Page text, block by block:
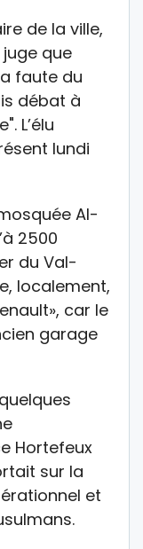
de la ville,
que
faute du
débat à
L’élu
lundi
Al-
2500
du Val-
localement,
car le
garage
Hortefeux
sur la
et